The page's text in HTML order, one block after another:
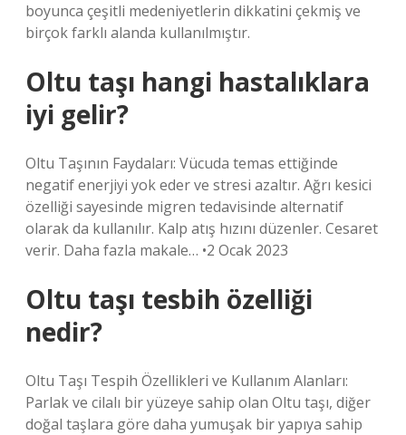
boyunca çeşitli medeniyetlerin dikkatini çekmiş ve
birçok farklı alanda kullanılmıştır.
Oltu taşı hangi hastalıklara
iyi gelir?
Oltu Taşının Faydaları: Vücuda temas ettiğinde
negatif enerjiyi yok eder ve stresi azaltır. Ağrı kesici
özelliği sayesinde migren tedavisinde alternatif
olarak da kullanılır. Kalp atış hızını düzenler. Cesaret
verir. Daha fazla makale… •2 Ocak 2023
Oltu taşı tesbih özelliği
nedir?
Oltu Taşı Tespih Özellikleri ve Kullanım Alanları:
Parlak ve cilalı bir yüzeye sahip olan Oltu taşı, diğer
doğal taşlara göre daha yumuşak bir yapıya sahip